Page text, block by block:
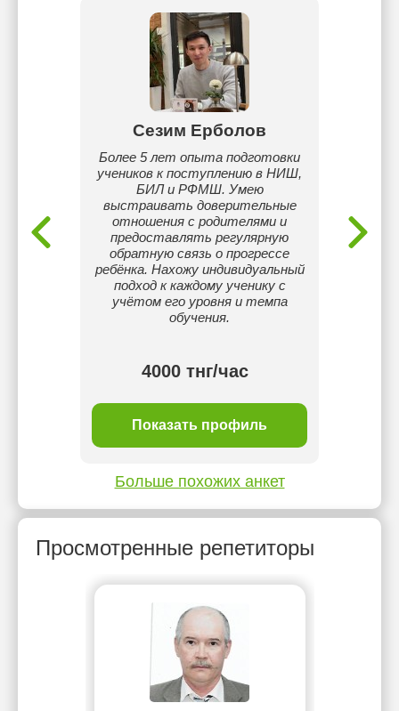
Сезим Ерболов
Более 5 лет опыта подготовки
учеников к поступлению в НИШ,
БИЛ и РФМШ. Умею
выстраивать доверительные
отношения с родителями и
предоставлять регулярную
обратную связь о прогрессе
ребёнка. Нахожу индивидуальный
подход к каждому ученику с
учётом его уровня и темпа
обучения.
4000 тнг/час
Показать профиль
Больше похожих анкет
Просмотренные репетиторы